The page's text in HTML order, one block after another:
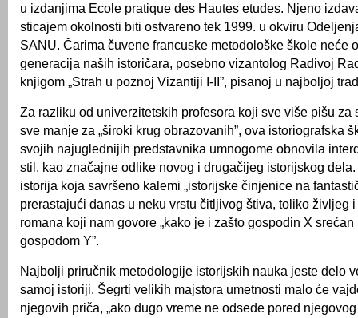
u izdanjima Ecole pratique des Hautes etudes. Njeno
sticajem okolnosti biti ostvareno tek 1999. u okviru
SANU. Čarima čuvene francuske metodološke škole neće
generacija naših istoričara, posebno vizantolog Radivoj
knjigom „Strah u poznoj Vizantiji I-II”, pisanoj u najboljoj
Za razliku od univerzitetskih profesora koji sve više pišu za
sve manje za „široki krug obrazovanih”, ova istoriografska
svojih najuglednijih predstavnika umnogome obnovila
stil, kao značajne odlike novog i drugačijeg istorijskog
istorija koja savršeno kalemi „istorijske činjenice na
prerastajući danas u neku vrstu čitljivog štiva, toliko življeg
romana koji nam govore „kako je i zašto gospodin X
gospođom Y”.
Najbolji priručnik metodologije istorijskih nauka jeste delo
samoj istoriji. Šegrti velikih majstora umetnosti malo će
njegovih priča, „ako dugo vreme ne odsede pored